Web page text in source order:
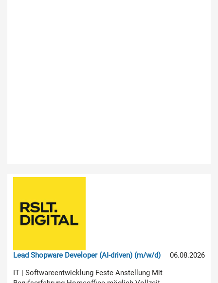
06.08.2026
Lead Shopware Developer (AI-driven) (m/w/d)
IT | Softwareentwicklung Feste Anstellung Mit